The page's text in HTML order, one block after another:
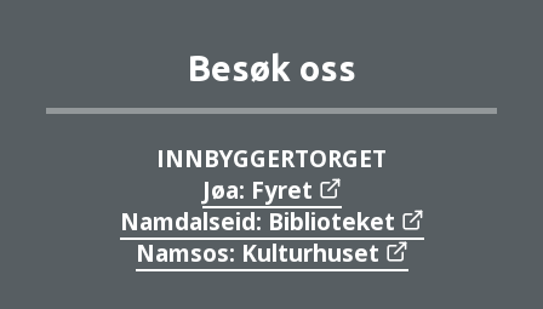
Besøk oss
INNBYGGERTORGET
Jøa: Fyret
Namdalseid: Biblioteket
Namsos: Kulturhuset